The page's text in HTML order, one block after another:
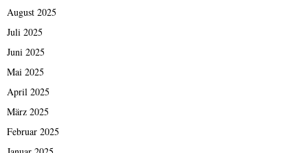
August 2025
Juli 2025
Juni 2025
Mai 2025
April 2025
März 2025
Februar 2025